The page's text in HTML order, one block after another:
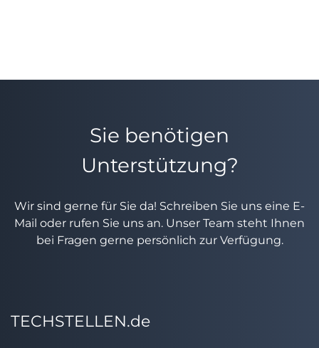
Sie benötigen
Unterstützung?
Wir sind gerne für Sie da! Schreiben Sie uns eine E-
Mail oder rufen Sie uns an. Unser Team steht Ihnen
bei Fragen gerne persönlich zur Verfügung.
TECHSTELLEN.de